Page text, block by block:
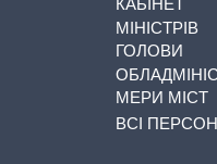
КАБІНЕТ
МІНІСТРІВ
ГОЛОВИ
МЕРИ МІСТ
ВСІ